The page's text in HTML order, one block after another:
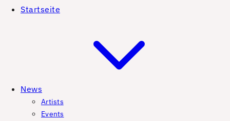
Startseite
News
Artists
Events